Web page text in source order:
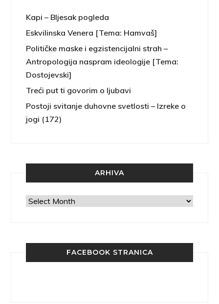
Kapi – Bljesak pogleda
Eskvilinska Venera [Tema: Hamvaš]
Političke maske i egzistencijalni strah –
Antropologija naspram ideologije [Tema:
Dostojevski]
Treći put ti govorim o ljubavi
Postoji svitanje duhovne svetlosti – Izreke o
jogi (172)
ARHIVA
Arhiva
FACEBOOK STRANICA